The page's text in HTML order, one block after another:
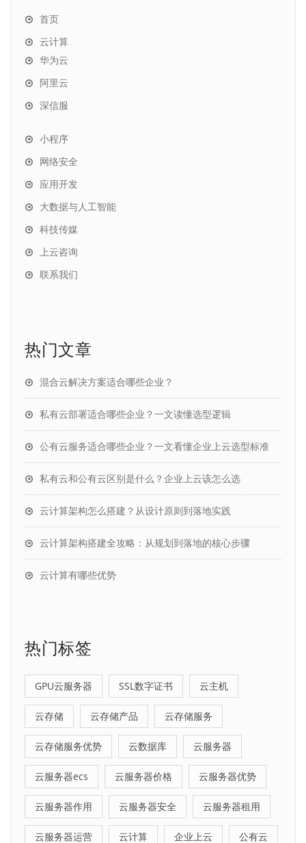
首页
云计算
华为云
阿里云
深信服
小程序
网络安全
应用开发
大数据与人工智能
科技传媒
上云咨询
联系我们
热门文章
混合云解决方案适合哪些企业？
私有云部署适合哪些企业？一文读懂选型逻辑
公有云服务适合哪些企业？一文看懂企业上云选型标准
私有云和公有云区别是什么？企业上云该怎么选
云计算架构怎么搭建？从设计原则到落地实践
云计算架构搭建全攻略：从规划到落地的核心步骤
云计算有哪些优势
热门标签
GPU云服务器 SSL数字证书 云主机
云存储 云存储产品 云存储服务
云存储服务优势 云数据库 云服务器
云服务器ecs 云服务器价格 云服务器优势
云服务器作用 云服务器安全 云服务器租用
云服务器运营 云计算 企业上云 公有云